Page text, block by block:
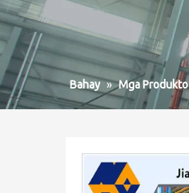
Bahay » Mga Produkto